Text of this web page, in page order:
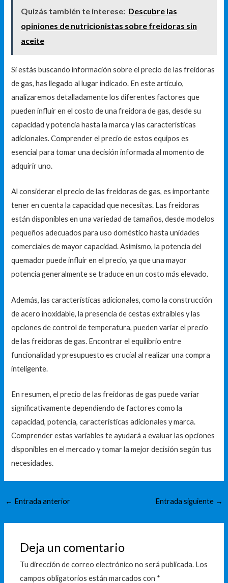
Quizás también te interese: Descubre las
opiniones de nutricionistas sobre freidoras sin
aceite
Si estás buscando información sobre el precio de las freidoras
de gas, has llegado al lugar indicado. En este artículo,
analizaremos detalladamente los diferentes factores que
pueden influir en el costo de una freidora de gas, desde su
capacidad y potencia hasta la marca y las características
adicionales. Comprender el precio de estos equipos es
esencial para tomar una decisión informada al momento de
adquirir uno.
Al considerar el precio de las freidoras de gas, es importante
tener en cuenta la capacidad que necesitas. Las freidoras
están disponibles en una variedad de tamaños, desde modelos
pequeños adecuados para uso doméstico hasta unidades
comerciales de mayor capacidad. Asimismo, la potencia del
quemador puede influir en el precio, ya que una mayor
potencia generalmente se traduce en un costo más elevado.
Además, las características adicionales, como la construcción
de acero inoxidable, la presencia de cestas extraíbles y las
opciones de control de temperatura, pueden variar el precio
de las freidoras de gas. Encontrar el equilibrio entre
funcionalidad y presupuesto es crucial al realizar una compra
inteligente.
En resumen, el precio de las freidoras de gas puede variar
significativamente dependiendo de factores como la
capacidad, potencia, características adicionales y marca.
Comprender estas variables te ayudará a evaluar las opciones
disponibles en el mercado y tomar la mejor decisión según tus
necesidades.
← Entrada anterior Entrada siguiente →
Deja un comentario
Tu dirección de correo electrónico no será publicada. Los
campos obligatorios están marcados con *